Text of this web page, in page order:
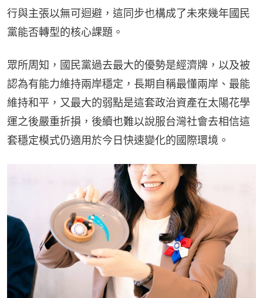
行與主張以無可迴避，這同步也構成了未來幾年國民
黨能否轉型的核心課題。
眾所周知，國民黨過去最大的優勢是經濟牌，以及被
認為有能力維持兩岸穩定，長期自稱最懂兩岸、最能
維持和平，又最大的弱點是這套政治資產在太陽花學
運之後嚴重折損，後續也難以說服台灣社會去相信這
套穩定模式仍適用於今日快速變化的國際環境。